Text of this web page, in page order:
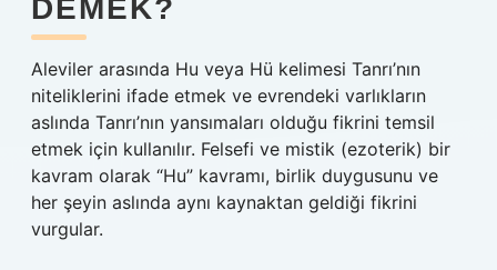
DEMEK?
Aleviler arasında Hu veya Hü kelimesi Tanrı’nın
niteliklerini ifade etmek ve evrendeki varlıkların
aslında Tanrı’nın yansımaları olduğu fikrini temsil
etmek için kullanılır. Felsefi ve mistik (ezoterik) bir
kavram olarak “Hu” kavramı, birlik duygusunu ve
her şeyin aslında aynı kaynaktan geldiği fikrini
vurgular.